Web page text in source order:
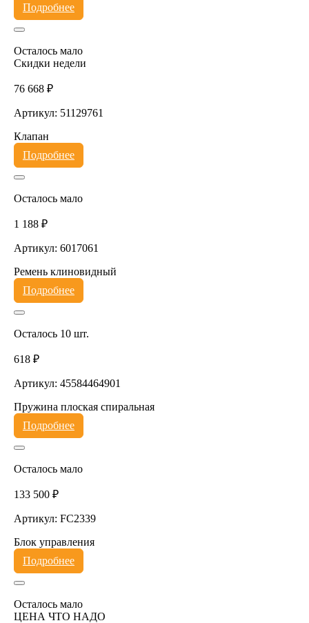
Подробнее
Осталось мало
Скидки недели
76 668 ₽
Артикул: 51129761
Клапан
Подробнее
Осталось мало
1 188 ₽
Артикул: 6017061
Ремень клиновидный
Подробнее
Осталось 10 шт.
618 ₽
Артикул: 45584464901
Пружина плоская спиральная
Подробнее
Осталось мало
133 500 ₽
Артикул: FC2339
Блок управления
Подробнее
Осталось мало
ЦЕНА ЧТО НАДО